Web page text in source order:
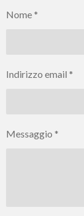
i
Nome *
Indirizzo email *
Messaggio *